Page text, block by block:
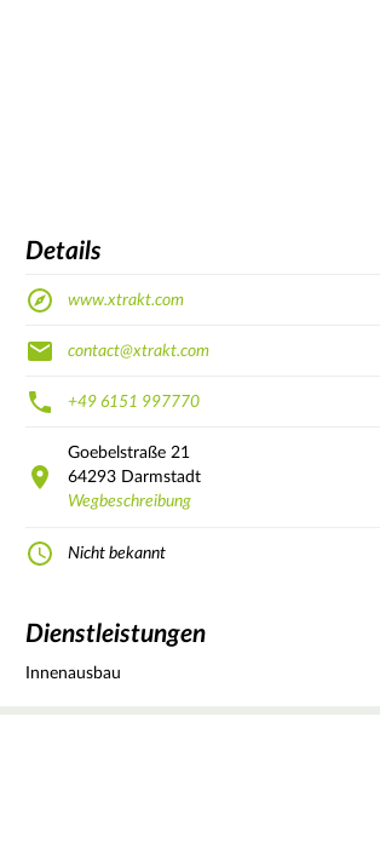
Details
www.xtrakt.com
contact@xtrakt.com
+49 6151 997770
Goebelstraße 21
64293 Darmstadt
Wegbeschreibung
Nicht bekannt
Dienstleistungen
Innenausbau